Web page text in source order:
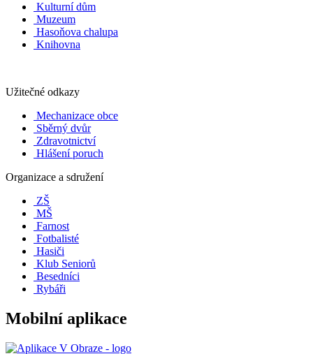
Kulturní dům
Muzeum
Hasoňova chalupa
Knihovna
Užitečné odkazy
Mechanizace obce
Sběrný dvůr
Zdravotnictví
Hlášení poruch
Organizace a sdružení
ZŠ
MŠ
Farnost
Fotbalisté
Hasiči
Klub Seniorů
Besedníci
Rybáři
Mobilní aplikace